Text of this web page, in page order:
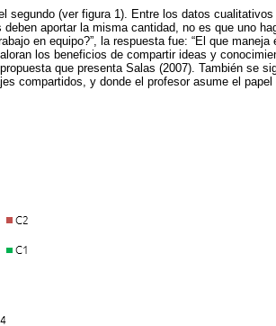
segundo (ver figura 1). Entre los datos
aportar la misma cantidad, no es que uno
en equipo?”, la respuesta fue: “El que maneja
los beneficios de compartir ideas y
que presenta Salas (2007). También se
compartidos, y donde el profesor asume el papel